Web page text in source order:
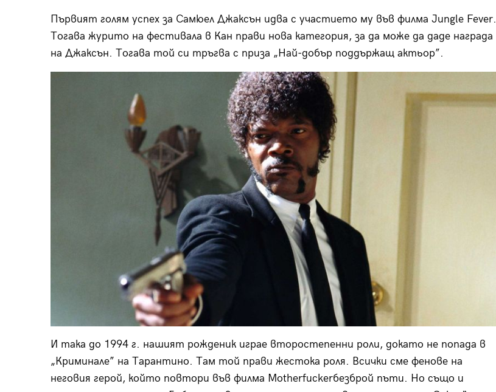
Първият голям успех за Самюел Джаксън идва с участието му във филма Jungle Fever.
Тогава журито на фестивала в Кан прави нова категория, за да може да даде награда
на Джаксън. Тогава той си тръгва с приза „Най-добър поддържащ актьор”.
И така до 1994 г. нашият рожденик играе второстепенни роли, докато не попада в
„Криминале” на Тарантино. Там той прави жестока роля. Всички сме фенове на
неговия герой, който повтори във филма Мotherfuckerбезброй пъти. Но също и